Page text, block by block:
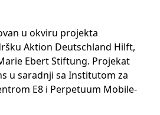
u okviru projekta
Aktion Deutschland Hilft,
Ebert Stiftung. Projekat
u saradnji sa Institutom za
E8 i Perpetuum Mobile-